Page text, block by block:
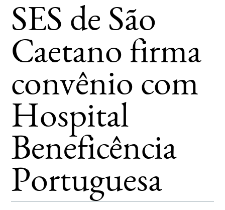
SES de São
Caetano firma
convênio com
Hospital
Beneficência
Portuguesa